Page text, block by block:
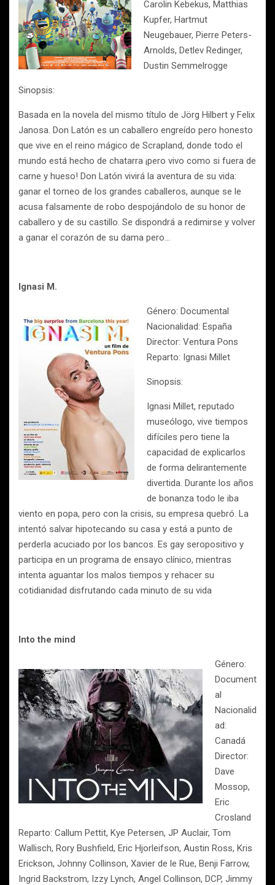
Carolin Kebekus, Matthias
Kupfer, Hartmut
Neugebauer, Pierre Peters-
Arnolds, Detlev Redinger,
Dustin Semmelrogge
Sinopsis:
Basada en la novela del mismo título de Jörg Hilbert y Felix
Janosa. Don Latón es un caballero engreído pero honesto
que vive en el reino mágico de Scrapland, donde todo el
mundo está hecho de chatarra ¡pero vivo como si fuera de
carne y hueso! Don Latón vivirá la aventura de su vida:
ganar el torneo de los grandes caballeros, aunque se le
acusa falsamente de robo despojándolo de su honor de
caballero y de su castillo. Se dispondrá a redimirse y volver
a ganar el corazón de su dama pero…
Ignasi M.
Género: Documental
Nacionalidad: España
Director: Ventura Pons
Reparto: Ignasi Millet
Sinopsis:
Ignasi Millet, reputado
museólogo, vive tiempos
difíciles pero tiene la
capacidad de explicarlos
de forma delirantemente
divertida. Durante los años
de bonanza todo le iba
viento en popa, pero con la crisis, su empresa quebró. La
intentó salvar hipotecando su casa y está a punto de
perderla acuciado por los bancos. Es gay seropositivo y
participa en un programa de ensayo clínico, mientras
intenta aguantar los malos tiempos y rehacer su
cotidianidad disfrutando cada minuto de su vida
Into the mind
Género:
Document
al
Nacionalid
ad:
Canadá
Director:
Dave
Mossop,
Eric
Crosland
Reparto: Callum Pettit, Kye Petersen, JP Auclair, Tom
Wallisch, Rory Bushfield, Eric Hjorleifson, Austin Ross, Kris
Erickson, Johnny Collinson, Xavier de le Rue, Benji Farrow,
Ingrid Backstrom, Izzy Lynch, Angel Collinson, DCP, Jimmy